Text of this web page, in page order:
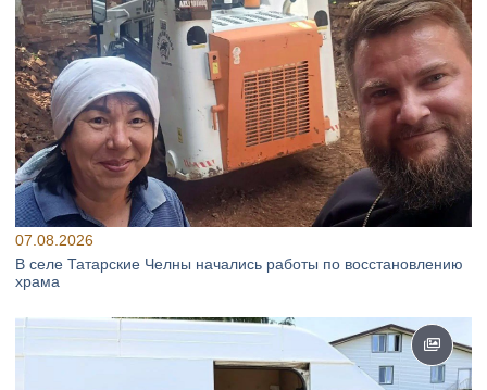
07.08.2026
В селе Татарские Челны начались работы по восстановлению
храма